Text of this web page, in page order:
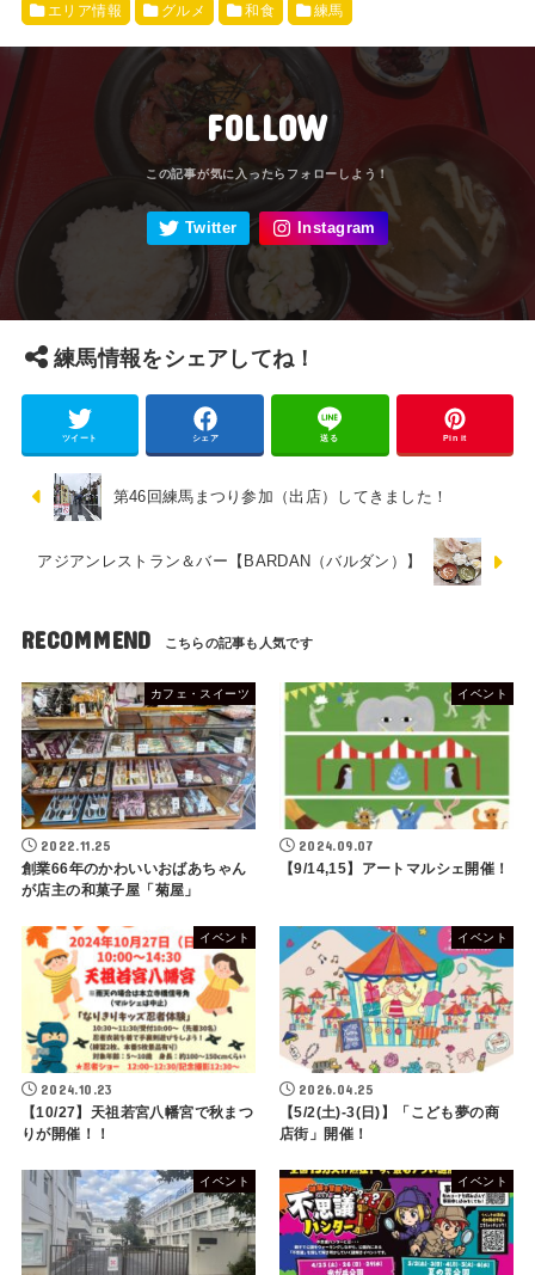
エリア情報 グルメ 和食 練馬
FOLLOW
練馬情報をシェアしてね！
ツイート シェア 送る Pin it
第46回練馬まつり参加（出店）してきました！
アジアンレストラン＆バー【BARDAN（バルダン）】
RECOMMEND
カフェ・スイーツ
2022.11.25
創業66年のかわいいおばあちゃん
が店主の和菓子屋「菊屋」
イベント
2024.09.07
【9/14,15】アートマルシェ開催！
イベント
2024.10.23
【10/27】天祖若宮八幡宮で秋まつ
りが開催！！
イベント
2026.04.25
【5/2(土)-3(日)】「こども夢の商
店街」開催！
イベント イベント